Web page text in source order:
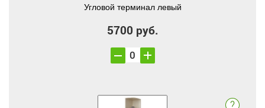
Угловой терминал левый
5700 руб.